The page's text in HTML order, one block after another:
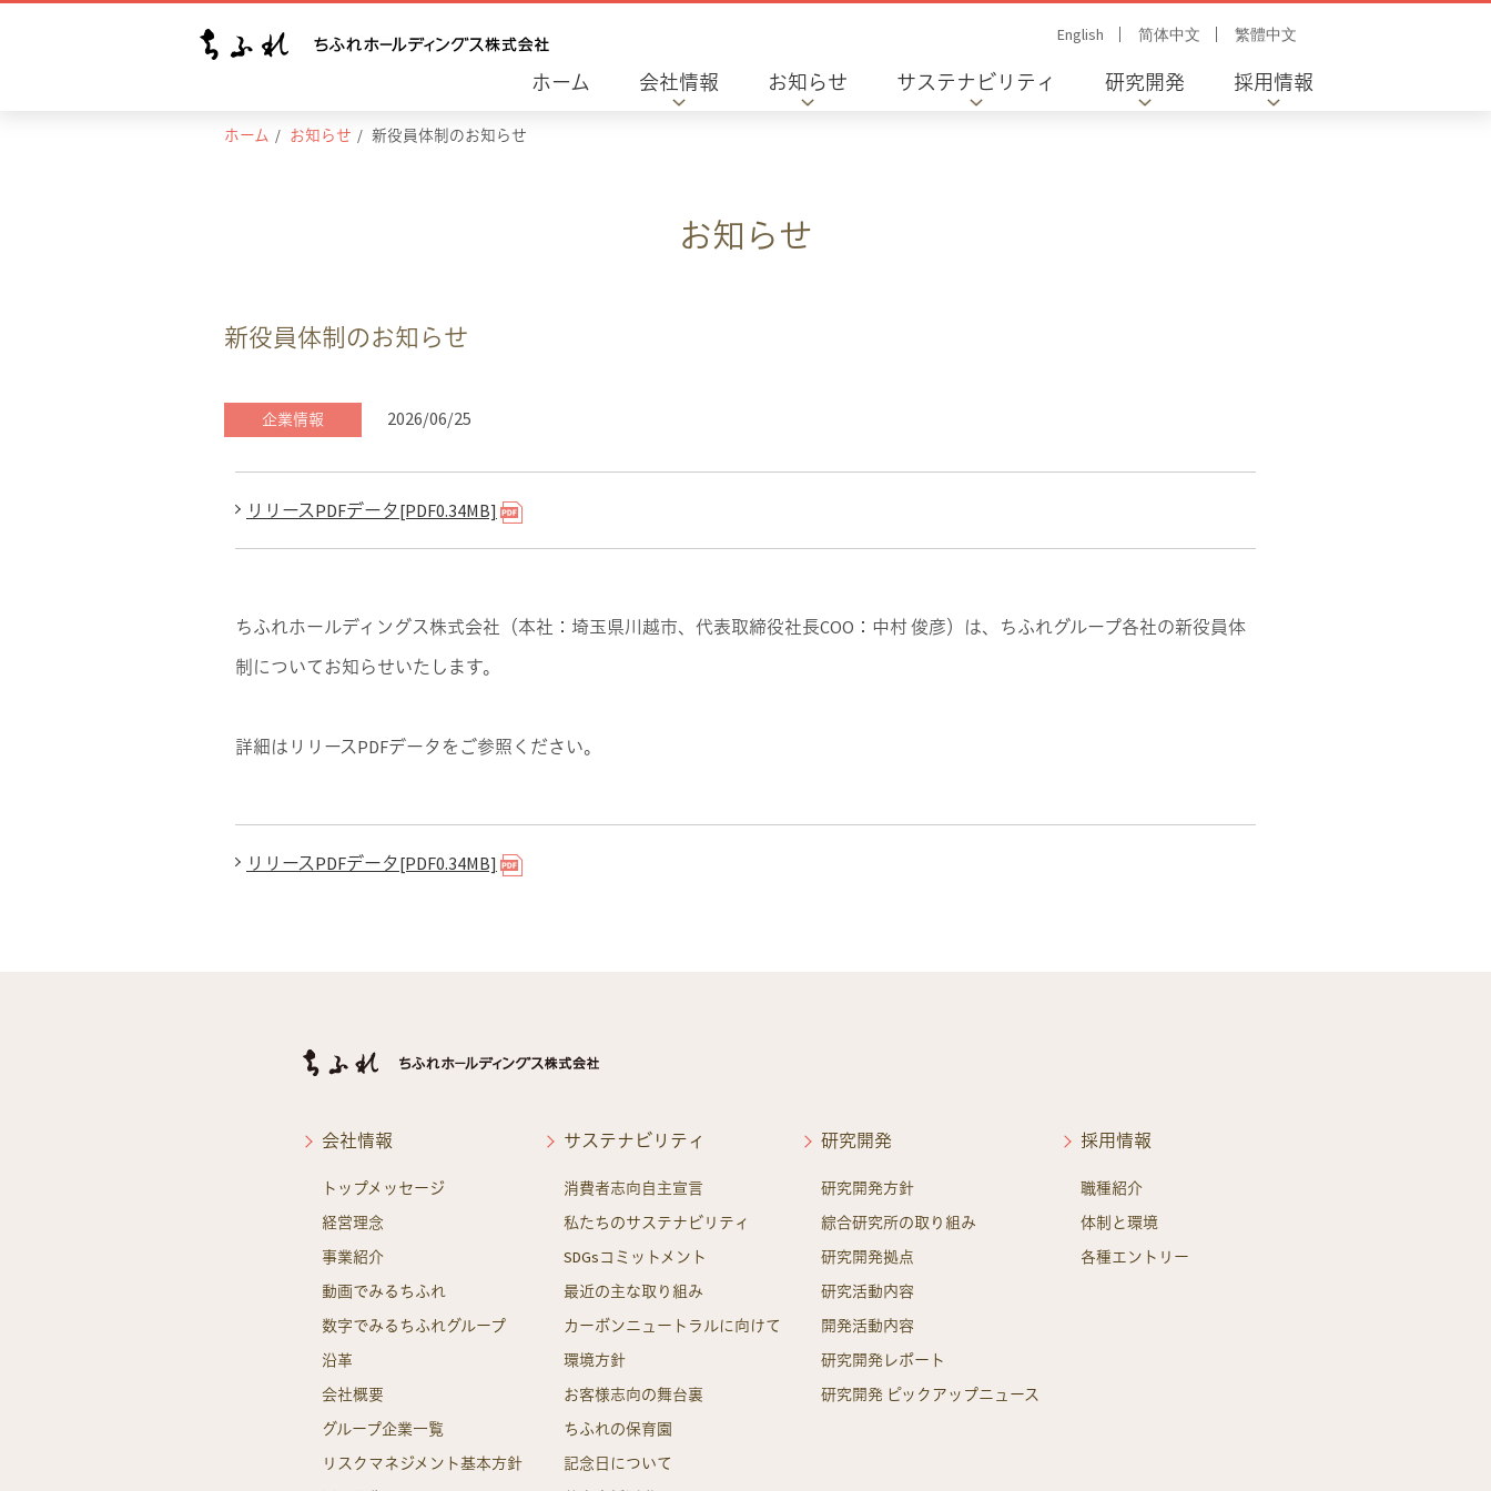
English 简体中文 繁體中文
ホーム 会社情報 お知らせ サステナビリティ 研究開発 採用情報
ホーム お知らせ 新役員体制のお知らせ
お知らせ
新役員体制のお知らせ
企業情報 2026/06/25
リリースPDFデータ[PDF0.34MB]
ちふれホールディングス株式会社（本社：埼玉県川越市、代表取締役社長COO：中村 俊彦）は、ちふれグループ各社の新役員体
制についてお知らせいたします。
詳細はリリースPDFデータをご参照ください。
リリースPDFデータ[PDF0.34MB]
会社情報
トップメッセージ
経営理念
事業紹介
動画でみるちふれ
数字でみるちふれグループ
沿革
会社概要
グループ企業一覧
リスクマネジメント基本方針
サステナビリティ
消費者志向自主宣言
私たちのサステナビリティ
SDGsコミットメント
最近の主な取り組み
カーボンニュートラルに向けて
環境方針
お客様志向の舞台裏
ちふれの保育園
記念日について
研究開発
研究開発方針
綜合研究所の取り組み
研究開発拠点
研究活動内容
開発活動内容
研究開発レポート
研究開発 ピックアップニュース
採用情報
職種紹介
体制と環境
各種エントリー